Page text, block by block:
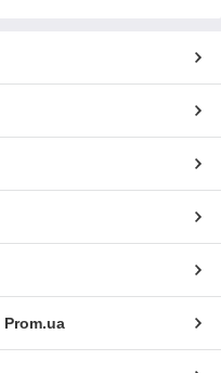
Prom.ua